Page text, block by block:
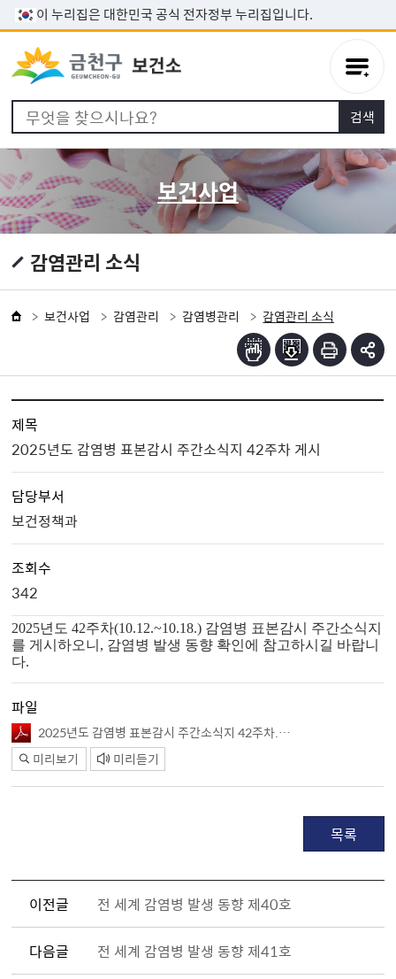
본문 바로가기
이 누리집은 대한민국 공식 전자정부 누리집입니다.
보건사업
감염관리 소식
보건사업 감염관리 감염병관리 감염관리 소식
제목
2025년도 감염병 표본감시 주간소식지 42주차 게시
담당부서
보건정책과
조회수
342
2025년도 42주차(10.12.~10.18.) 감염병 표본감시 주간소식지
를 게시하오니, 감염병 발생 동향 확인에 참고하시길 바랍니
다.
파일
2025년도 감염병 표본감시 주간소식지 42주차.pdf
미리보기 미리듣기
목록
이전글 전 세계 감염병 발생 동향 제40호
다음글 전 세계 감염병 발생 동향 제41호